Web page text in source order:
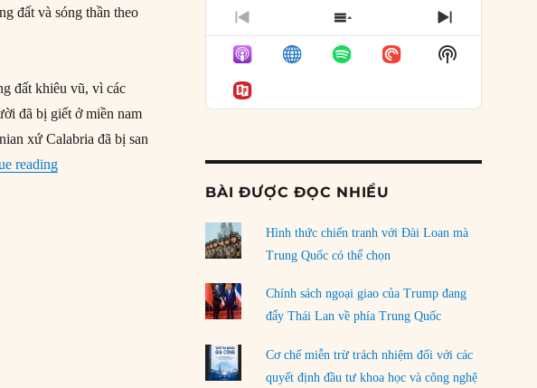
đất và sóng thần theo
đất khiêu vũ, vì các
đã bị giết ở miền nam
xứ Calabria đã bị san
reading“28/12/1908: Trận động đất tồi tệ nhất châu Âu”
trị khu vực Mỹ Latinh
Nợ cho kẻ mộng mơ: Vốn vay chính sách và
giới hạn của việc cho startup vay vốn
05/08/2026
của phe cánh hữu mới
Ngoại trưởng Nhật Bản?
04/08/2026
Điểm mù chiến lược của Trump tại Thái Bình
Dương
Đặt cược vào thất bại: Các quỹ đầu tư mạo
hiểm quốc gia và khía cạnh chính trị của vốn
PREVIOUS
EPISODE
SHOW
EPISODES
LIST
NEXT
EPISODE
Show
Podcast
BÀI ĐƯỢC ĐỌC NHIỀU
Hình thức chiến tranh với Đài Loan mà
Trung Quốc có thể chọn
Chính sách ngoại giao của Trump đang
đẩy Thái Lan về phía Trung Quốc
Cơ chế miễn trừ trách nhiệm đối với các
quyết định đầu tư khoa học và công nghệ